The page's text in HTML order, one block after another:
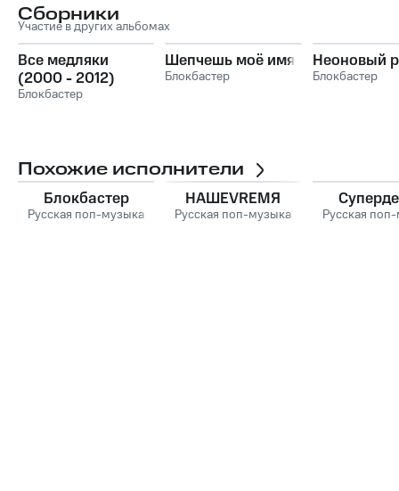
Сборники
Участие в других альбомах
Все медляки
(2000 - 2012)
Блокбастер
Шепчешь моё имя
Блокбастер
Неоновый
Блокбастер
Похожие исполнители
Блокбастер
Русская поп-музыка
НАШЕVREMЯ
Русская поп-музыка Русская